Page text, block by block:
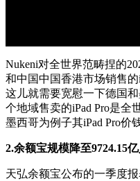
Nukeni对全世界范畴捏的
和中国中国香港市场销售的
这儿就需要宽慰一下德国
个地域售卖的iPad Pro是全
墨西哥为例子其iPad Pro价
2.余额宝规模降至9724.15
天弘余额宝公布的一季度